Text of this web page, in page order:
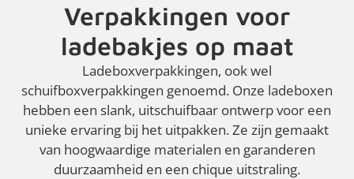
Verpakkingen voor
ladebakjes op maat
Ladeboxverpakkingen, ook wel
schuifboxverpakkingen genoemd. Onze ladeboxen
hebben een slank, uitschuifbaar ontwerp voor een
unieke ervaring bij het uitpakken. Ze zijn gemaakt
van hoogwaardige materialen en garanderen
duurzaamheid en een chique uitstraling.